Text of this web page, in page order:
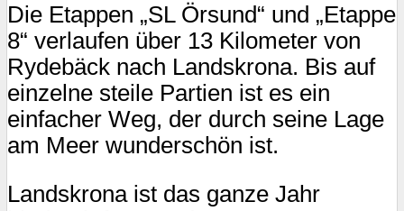
Die Etappen „SL Örsund“ und „Etappe
8“ verlaufen über 13 Kilometer von
Rydebäck nach Landskrona. Bis auf
einzelne steile Partien ist es ein
einfacher Weg, der durch seine Lage
am Meer wunderschön ist.
Landskrona ist das ganze Jahr